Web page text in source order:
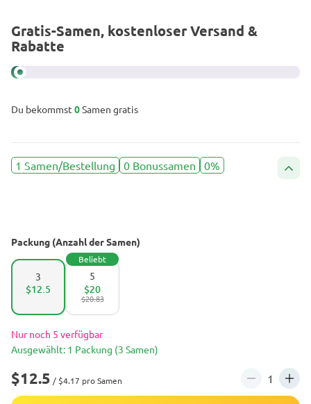
Gratis-Samen, kostenloser Versand &
Rabatte
Du bekommst 0Samen gratis
1 Samen/Bestellung 0 Bonussamen 0%
Packung (Anzahl der Samen)
3
$12.5
5
Beliebt
$20.83
$20
Nur noch 5 verfügbar
Ausgewählt: 1 Packung (3 Samen)
$12.5 / $4.17 pro Samen